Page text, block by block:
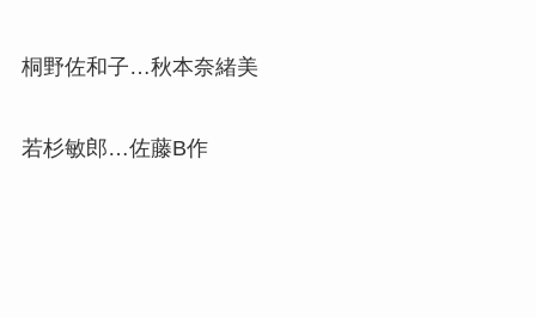
桐野佐和子…秋本奈緒美
若杉敏郎…佐藤B作